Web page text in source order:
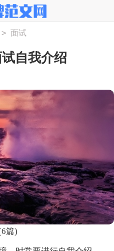
> 面试
自我介绍
篇)